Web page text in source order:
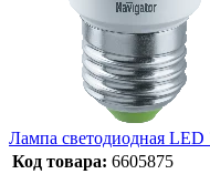
Лампа светодиодная
Код товара: 6605875